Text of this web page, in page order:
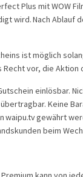
Plus mit WOW
wird. Nach Ablauf
ist möglich
vor, die
einlösbar.
Keine
waipu.tv gewährt
beim